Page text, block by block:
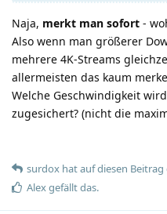
Naja, merkt man sofort -
Also wenn man größerer
mehrere 4K-Streams
allermeisten das kaum
Welche Geschwindigkeit
zugesichert? (nicht die
surdox hatauf diesen
Alexgefällt das.